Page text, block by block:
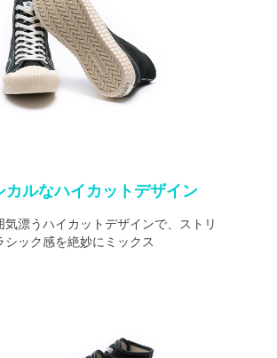
カルなハイカットデザイン
気漂うハイカットデザインで、ストリ
シック感を絶妙にミックス